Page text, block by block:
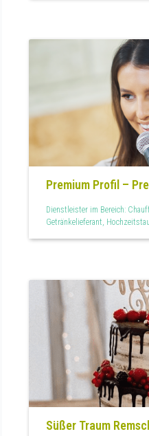
Premium Profil –
Dienstleister im Bereich:
Getränkelieferant,
Süßer Traum